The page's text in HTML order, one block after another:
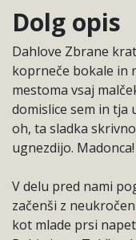
Dolg opis
Dahlove Zbrane
koprneče bokale in
mestoma vsaj
domislice sem in tja
oh, ta sladka
ugnezdijo.
V delu pred nami
začenši z
kot mlade prsi